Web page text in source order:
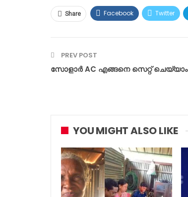
Share Facebook Twitter
PREV POST
സോളാർ AC എങ്ങനെ സെറ്റ് ചെയ്യാം
YOU MIGHT ALSO LIKE